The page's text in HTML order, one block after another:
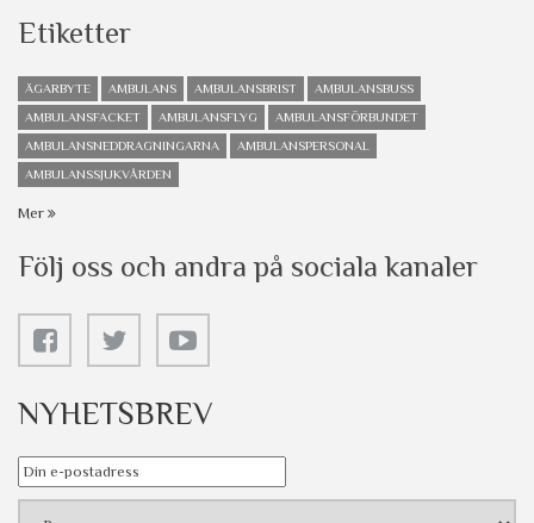
Etiketter
ÄGARBYTE AMBULANS AMBULANSBRIST
AMBULANSBUSS
AMBULANSFACKET
AMBULANSFLYG
AMBULANSFÖRBUNDET
AMBULANSNEDDRAGNINGARNA
AMBULANSPERSONAL
AMBULANSSJUKVÅRDEN
Mer
Följ oss och andra på sociala kanaler
NYHETSBREV